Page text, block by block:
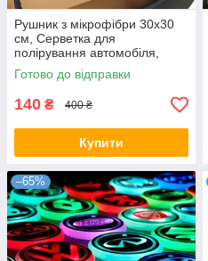
Рушник з мікрофібри 30х30
см, Серветка для
полірування автомобіля,
Двосторонній рушник з
мікрофібри, Двосторонній
рушник з
Готово до відправки
140 ₴ 400 ₴
Купити
–65%